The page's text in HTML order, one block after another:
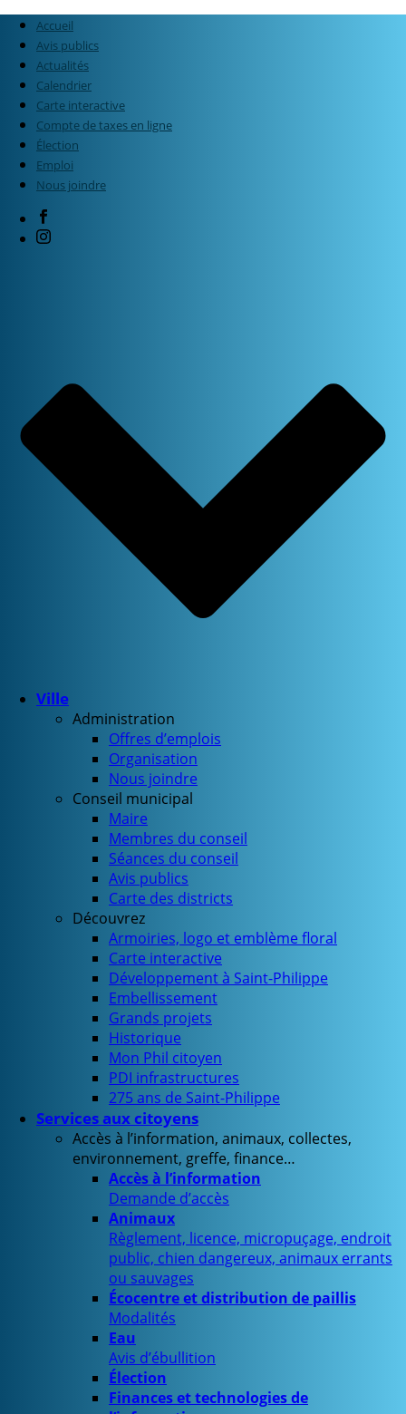
Accueil
Avis publics
Actualités
Calendrier
Carte interactive
Compte de taxes en ligne
Élection
Emploi
Nous joindre
Ville
Administration
Offres d’emplois
Organisation
Nous joindre
Conseil municipal
Maire
Membres du conseil
Séances du conseil
Avis publics
Carte des districts
Découvrez
Armoiries, logo et emblème floral
Carte interactive
Développement à Saint-Philippe
Embellissement
Grands projets
Historique
Mon Phil citoyen
PDI infrastructures
275 ans de Saint-Philippe
Services aux citoyens
Accès à l’information, animaux, collectes,
environnement, greffe, finance…
Accès à l’information
Demande d’accès
Animaux
Règlement, licence, micropuçage, endroit
public, chien dangereux, animaux errants
ou sauvages
Écocentre et distribution de paillis
Modalités
Eau
Avis d’ébullition
Élection
Finances et technologies de